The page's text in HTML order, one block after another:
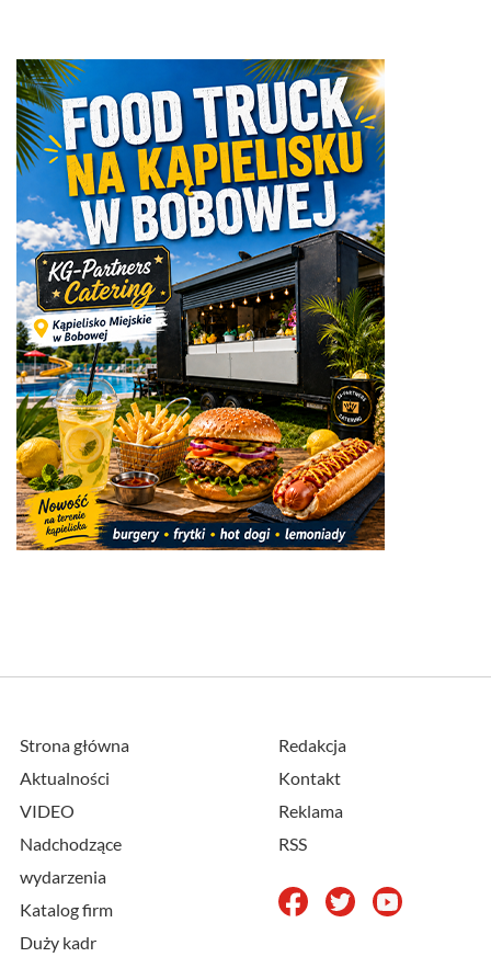
Strona główna
Aktualności
VIDEO
Nadchodzące
wydarzenia
Katalog firm
Duży kadr
Redakcja
Kontakt
Reklama
RSS